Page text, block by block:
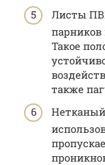
Листы
парников
Такое
также